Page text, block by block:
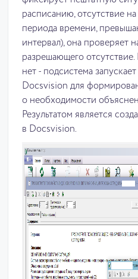
расписанию, отсутствие
периода времени,
интервал), она проверяет
разрешающего отсутствие.
нет - подсистема
Docsvision для
о необходимости
Результатом является
в Docsvision.